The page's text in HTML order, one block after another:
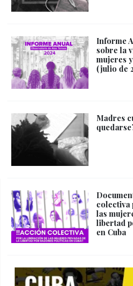
Informe
sobre la
mujeres
(julio de
Madres
colectiva
las
libertad
en Cuba